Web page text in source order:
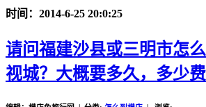
时间：2014-6-25 20:0:25
请问福建沙县或三明市怎
视城？大概要多久，多少费